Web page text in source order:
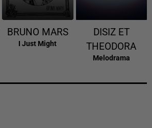
BRUNO MARS
I Just Might
DISIZ ET
THEODORA
Melodrama